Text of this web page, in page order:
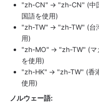
"zh-CN" → "zh-CN" (中
国語を使用)
"zh-TW" → "zh-TW" (台
用)
"zh-MO" → "zh-TW" (マ
を使用)
"zh-HK" → "zh-TW" (香
使用)
ノルウェー語: